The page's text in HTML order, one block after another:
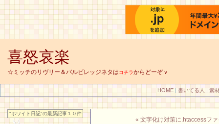
喜怒哀楽
☆ミッチのリヴリー＆バルビレッジネタはコチラからどーぞｖ
HOME |書いてる人 |素
"ホワイト日記"の最新記事１０件
« 文字化け対策に.htaccessフ